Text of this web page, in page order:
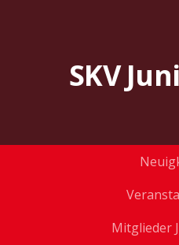
SKV
Mitglieder